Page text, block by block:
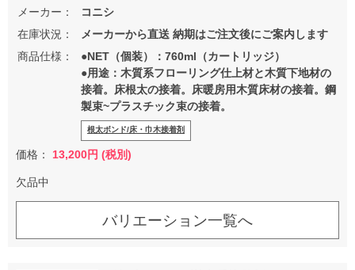
メーカー：
コニシ
在庫状況：
メーカーから直送 納期はご注文後にご案内します
商品仕様：
●NET（個装）：760ml（カートリッジ）
●用途：木質系フローリング仕上材と木質下地材の
接着。床根太の接着。床暖房用木質床材の接着。鋼
製束~プラスチック束の接着。
根太ボンド/床・巾木接着剤
価格： 13,200円 (税別)
欠品中
バリエーション一覧へ